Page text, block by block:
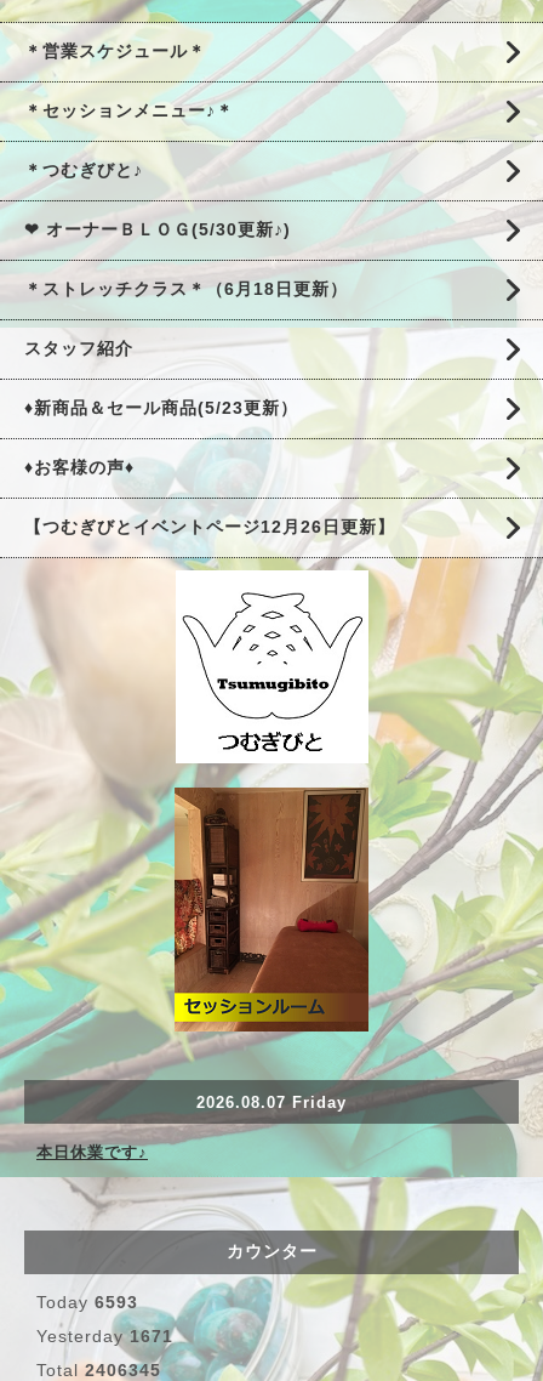
＊営業スケジュール＊
＊セッションメニュー♪＊
＊つむぎびと♪
❤ オーナーＢＬＯＧ(5/30更新♪)
＊ストレッチクラス＊（6月18日更新）
スタッフ紹介
♦新商品＆セール商品(5/23更新）
♦お客様の声♦
【つむぎびとイベントページ12月26日更新】
2026.08.07 Friday
本日休業です♪
カウンター
Today 6593
Yesterday1671
Total 2406345